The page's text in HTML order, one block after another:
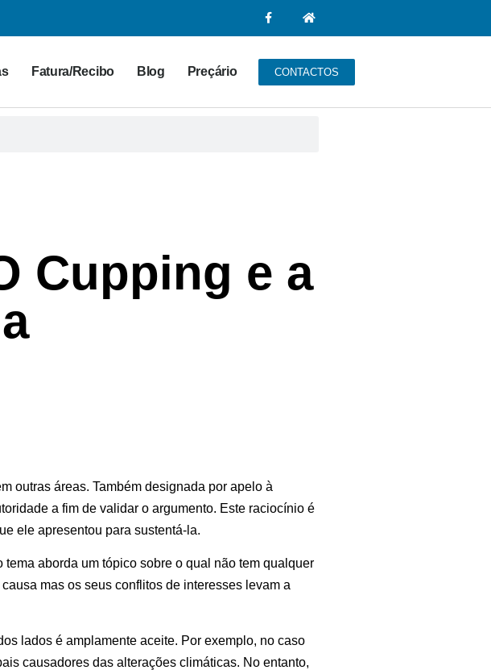
Fatura/Recibo Blog Preçário CONTACTOS
Cupping e a
outras áreas. Também designada por apelo à
a fim de validar o argumento. Este raciocínio é
ele apresentou para sustentá-la.
aborda um tópico sobre o qual não tem qualquer
mas os seus conflitos de interesses levam a
lados é amplamente aceite. Por exemplo, no caso
causadores das alterações climáticas. No entanto,